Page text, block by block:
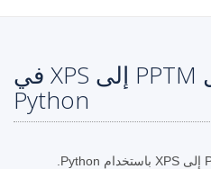
كيفية تحويل PPTM إلى XPS في
Python